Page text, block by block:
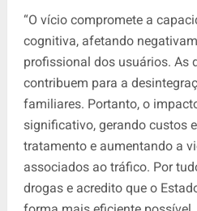
“O vício compromete a
cognitiva, afetando
profissional dos usuários. As
contribuem para a
familiares. Portanto, o
significativo, gerando custos
tratamento e aumentando a
associados ao tráfico. Por
drogas e acredito que o